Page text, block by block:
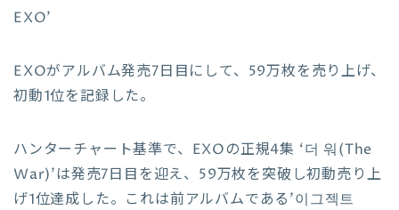
EXO’
EXOがアルバム発売7日目にして、59万枚を売り上げ、
初動1位を記録した。
ハンターチャート基準で、EXOの正規4集 ‘더 워(The
War)’は発売7日目を迎え、59万枚を突破し初動売り上
げ1位達成した。これは前アルバムである’이그젝트